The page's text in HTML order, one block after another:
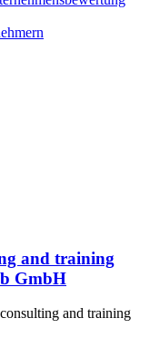
and training
GmbH
and training